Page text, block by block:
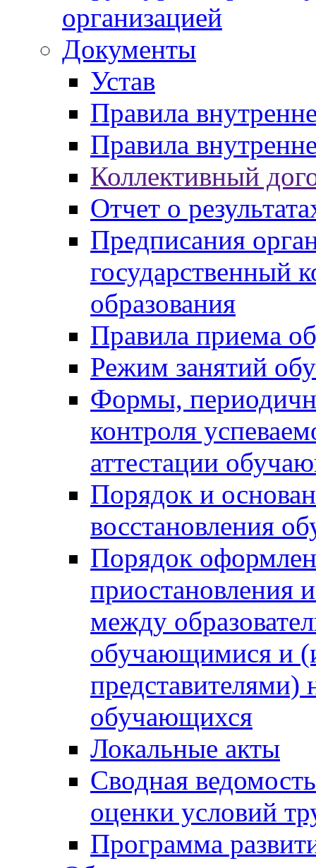
организацией
Документы
Устав
Правила
Правила
Коллективный
Отчет о
Предписания
государственный
образования
Правила приема
Режим занятий
Формы,
контроля
аттестации
Порядок и
восстановления
Порядок
приостановления
между
обучающимися и
представителями)
обучающихся
Локальные акты
Сводная
оценки условий
Программа